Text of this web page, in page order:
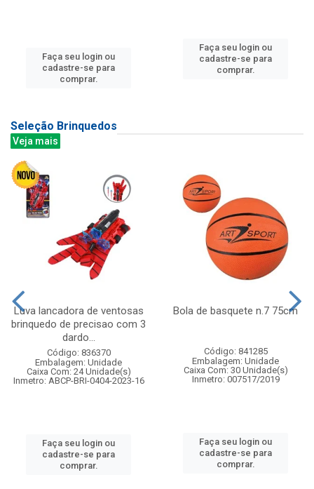
Faça seu login ou
cadastre-se para
comprar.
Faça seu login ou
cadastre-se para
comprar.
Seleção Brinquedos
Veja mais
Luva lancadora de ventosas
brinquedo de precisao com 3
dardo...
Código: 836370
Embalagem: Unidade
Caixa Com: 24 Unidade(s)
Inmetro: ABCP-BRI-0404-2023-16
Faça seu login ou
cadastre-se para
comprar.
Bola de basquete n.7 75cm
Código: 841285
Embalagem: Unidade
Caixa Com: 30 Unidade(s)
Inmetro: 007517/2019
Faça seu login ou
cadastre-se para
comprar.